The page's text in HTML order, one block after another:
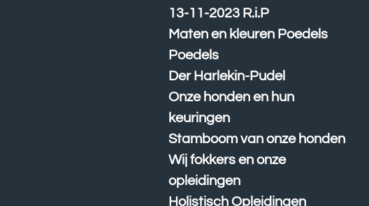
13-11-2023 R.i.P
Maten en kleuren Poedels
Poedels
Der Harlekin-Pudel
Onze honden en hun
keuringen
Stamboom van onze honden
Wij fokkers en onze
opleidingen
Holistisch Opleidingen